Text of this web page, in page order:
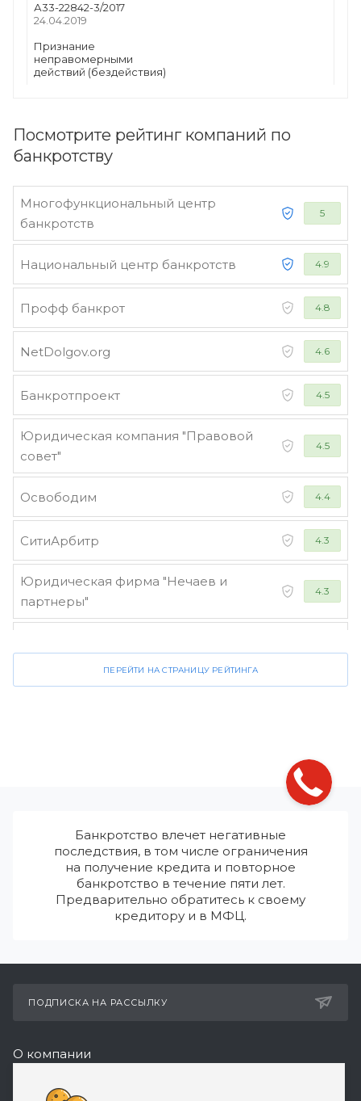
А33-22842-3/2017
24.04.2019
Признание
неправомерными
действий (бездействия)
Посмотрите рейтинг компаний по
банкротству
Многофункциональный центр
банкротств
5
Национальный центр банкротств 4.9
Профф банкрот 4.8
NetDolgov.org 4.6
Банкротпроект 4.5
Юридическая компания "Правовой
совет"
4.5
Освободим 4.4
СитиАрбитр 4.3
Юридическая фирма "Нечаев и
партнеры"
4.3
ПЕРЕЙТИ НА СТРАНИЦУ РЕЙТИНГА
Банкротство влечет негативные
последствия, в том числе ограничения
на получение кредита и повторное
банкротство в течение пяти лет.
Предварительно обратитесь к своему
кредитору и в МФЦ.
ПОДПИСКА НА РАССЫЛКУ
О компании
Реквизиты